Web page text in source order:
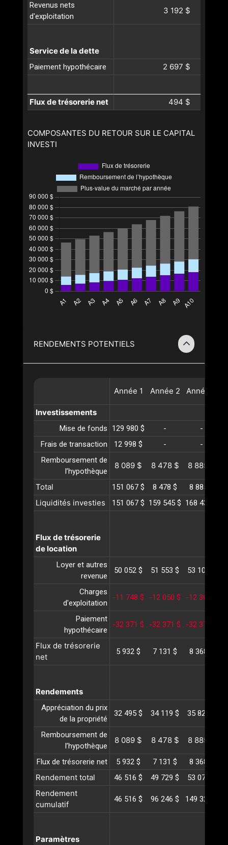
Revenus nets
d'exploitation
3 192 $
Service de la dette
Paiement hypothécaire 2 697 $
Flux de trésorerie net 494 $
COMPOSANTES DU RETOUR SUR LE CAPITAL
INVESTI
RENDEMENTS POTENTIELS
Année 1 Année 2 Année
Investissements
Mise de fonds 129 980 $ -
-
Frais de transaction
12 998 $ -
-
Remboursement de
l’hypothèque
8 089 $ 8 478 $ 8 885 $
Total 151 067 $ 8 478 $ 8 885 $
Liquidités investies 151 067 $ 159 545 $ 168 431 $
Flux de trésorerie
de location
Loyer et autres
revenue
50 052 $ 51 553 $ 53 100 $
Charges
d'exploitation
-11 748 $ -12 050 $ -12 360 $
Paiement
hypothécaire
-32 371 $ -32 371 $ -32 371 $
Flux de trésorerie
net
5 932 $ 7 131 $ 8 368 $
Rendements
Appréciation du prix
de la propriété
32 495 $ 34 119 $ 35 825 $
Remboursement de
l’hypothèque
8 089 $ 8 478 $ 8 885 $
Flux de trésorerie net 5 932 $ 7 131 $ 8 368 $
Rendement total 46 516 $ 49 729 $ 53 079 $
Rendement
cumulatif
46 516 $ 96 246 $ 149 325 $
Paramètres